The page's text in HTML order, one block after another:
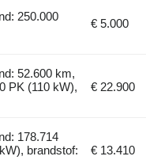
250.000
€ 5.000
52.600 km,
PK (110 kW),
€ 22.900
178.714
brandstof:
€ 13.410